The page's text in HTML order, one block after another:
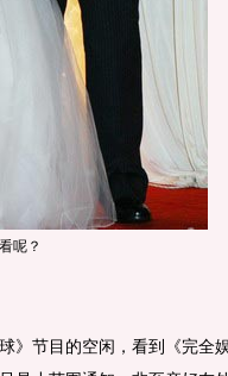
呢？
节目的空闲，看到《完全